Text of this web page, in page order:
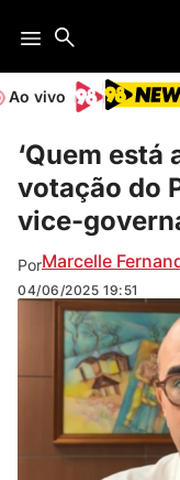
Ao vivo
‘Quem está
votação do
vice-
PorMarcelle
04/06/2025 19:51